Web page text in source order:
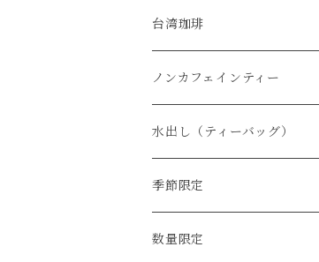
普洱茶
白茶
台湾珈琲
ノンカフェインティー
水出し（ティーバッグ）
季節限定
数量限定